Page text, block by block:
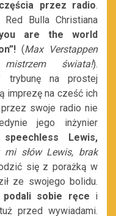
przez radio.
Red Bulla Christiana
are the world
(Max Verstappen
świata!).
trybunę na prostej
imprezę na cześć ich
swoje radio nie
jego inżynier
speechless Lewis,
mi słów Lewis, brak
się z porażką w
ze swojego bolidu.
podali sobie ręce i
przed wywiadami.